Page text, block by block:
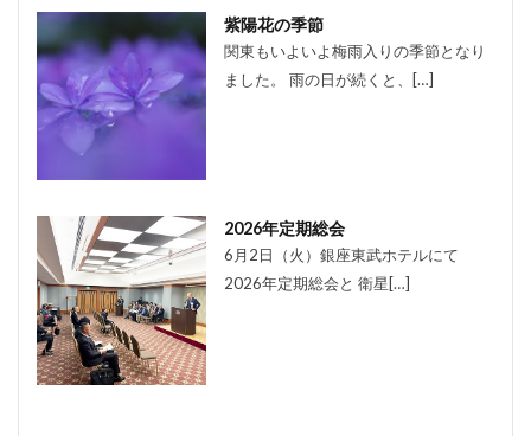
紫陽花の季節
関東もいよいよ梅雨入りの季節となり
ました。 雨の日が続くと、[…]
2026年定期総会
6月2日（火）銀座東武ホテルにて
2026年定期総会と 衛星[…]